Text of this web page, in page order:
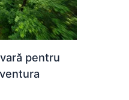
pentru